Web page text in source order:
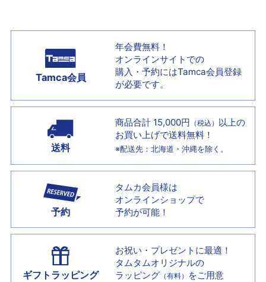
Tamca会員
年会費無料！
オンラインサイトでの
購入・予約にはTamca会員登録
が必要です。
送料
商品合計 15,000円 （税込） 以上の
お買い上げで送料無料！
※配送先：北海道・沖縄を除く。
予約
タムカ会員様は
オンラインショップで
予約が可能！
ギフトラッピング
お祝い・プレゼントに最適！
タムタムオリジナルの
ラッピング （有料） をご用意